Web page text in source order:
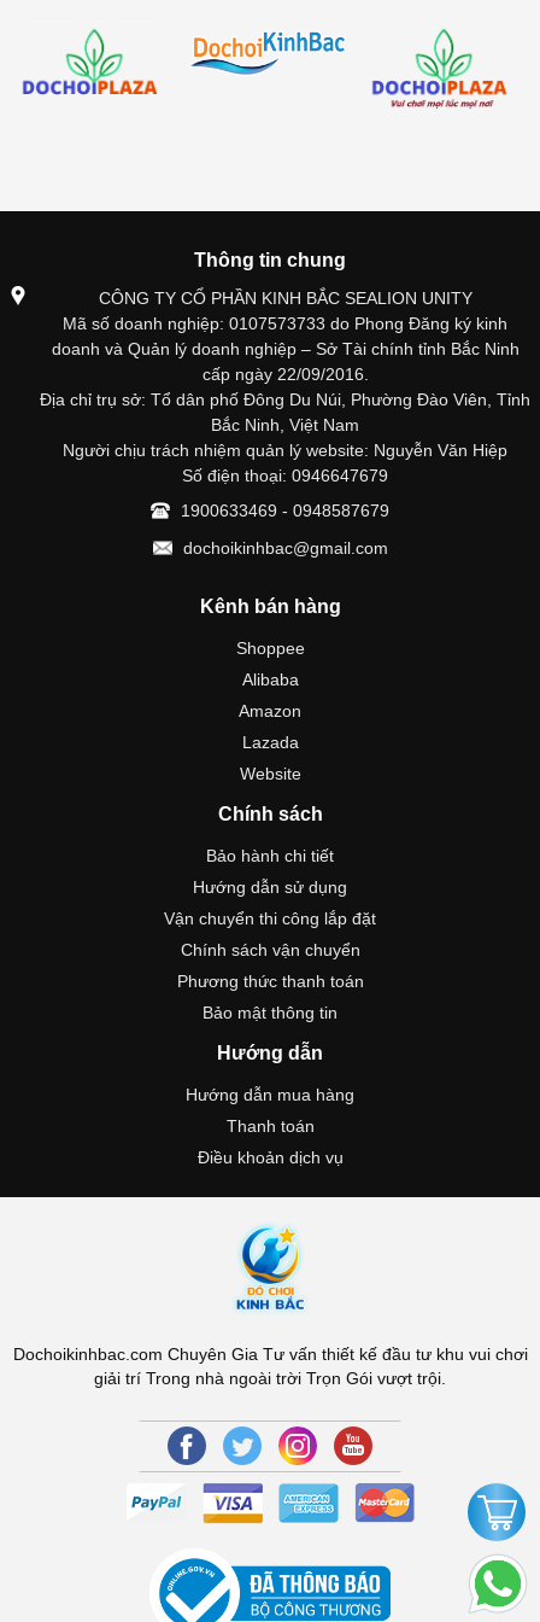
Thông tin chung
CÔNG TY CỔ PHẦN KINH BẮC SEALION UNITY
Mã số doanh nghiệp: 0107573733 do Phong Đăng ký kinh
doanh và Quản lý doanh nghiệp – Sở Tài chính tỉnh Bắc Ninh
cấp ngày 22/09/2016.
Địa chỉ trụ sở: Tổ dân phố Đông Du Núi, Phường Đào Viên, Tỉnh
Bắc Ninh, Việt Nam
Người chịu trách nhiệm quản lý website: Nguyễn Văn Hiệp
Số điện thoại: 0946647679
1900633469 - 0948587679
dochoikinhbac@gmail.com
Kênh bán hàng
Shoppee
Alibaba
Amazon
Lazada
Website
Chính sách
Bảo hành chi tiết
Hướng dẫn sử dụng
Vận chuyển thi công lắp đặt
Chính sách vận chuyển
Phương thức thanh toán
Bảo mật thông tin
Hướng dẫn
Hướng dẫn mua hàng
Thanh toán
Điều khoản dịch vụ
Dochoikinhbac.com Chuyên Gia Tư vấn thiết kế đầu tư khu vui chơi
giải trí Trong nhà ngoài trời Trọn Gói vượt trội.